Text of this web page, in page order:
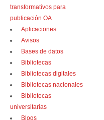
transformativos para
publicación OA
Aplicaciones
Avisos
Bases de datos
Bibliotecas
Bibliotecas digitales
Bibliotecas nacionales
Bibliotecas
universitarias
Blogs